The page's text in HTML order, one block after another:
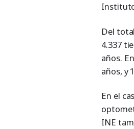
Del
4.337
años.
años, y
En el
INE